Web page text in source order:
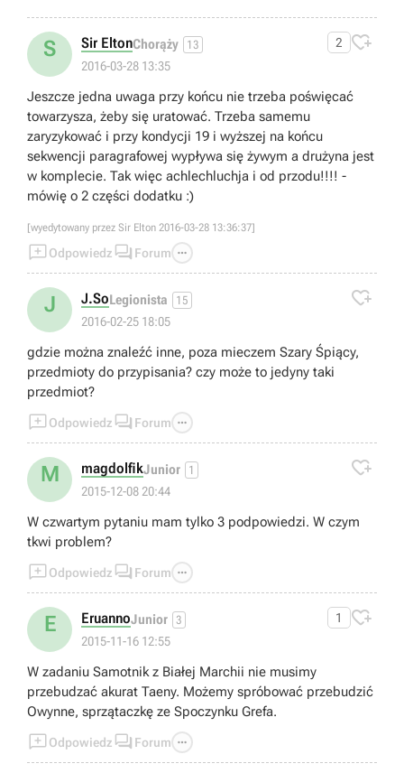
S Sir EltonChorąży 13
2016-03-28 13:35
2 
Jeszcze jedna uwaga przy końcu nie trzeba poświęcać
towarzysza, żeby się uratować. Trzeba samemu
zaryzykować i przy kondycji 19 i wyższej na końcu
sekwencji paragrafowej wypływa się żywym a drużyna jest
w komplecie. Tak więc achlechluchja i od przodu!!!! -
mówię o 2 części dodatku :)
[wyedytowany przez Sir Elton 2016-03-28 13:36:37]
Odpowiedz  Forum 
J J.SoLegionista 15
2016-02-25 18:05

gdzie można znaleźć inne, poza mieczem Szary Śpiący,
przedmioty do przypisania? czy może to jedyny taki
przedmiot?
Odpowiedz  Forum 
M magdolfikJunior 1
2015-12-08 20:44

W czwartym pytaniu mam tylko 3 podpowiedzi. W czym
tkwi problem?
Odpowiedz  Forum 
E EruannoJunior 3
2015-11-16 12:55
1 
W zadaniu Samotnik z Białej Marchii nie musimy
przebudzać akurat Taeny. Możemy spróbować przebudzić
Owynne, sprzątaczkę ze Spoczynku Grefa.
Odpowiedz  Forum 